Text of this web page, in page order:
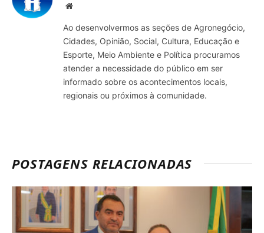
Site
Ao desenvolvermos as seções de Agronegócio,
Cidades, Opinião, Social, Cultura, Educação e
Esporte, Meio Ambiente e Política procuramos
atender a necessidade do público em ser
informado sobre os acontecimentos locais,
regionais ou próximos à comunidade.
POSTAGENS RELACIONADAS